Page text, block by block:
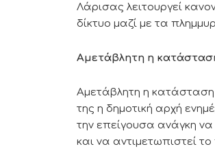
Λάρισας λειτουργεί
δίκτυο μαζί με τα
Αμετάβλητη η κατάσταση
Αμετάβλητη η κατάσταση
της η δημοτική αρχή
την επείγουσα ανάγκη
και να αντιμετωπιστεί